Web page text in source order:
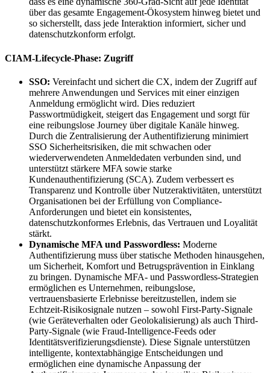
über das gesamte Engagement-Ökosystem hinweg bietet und
so sicherstellt, dass jede Interaktion informiert, sicher und
datenschutzkonform erfolgt.
CIAM-Lifecycle-Phase: Zugriff
SSO: Vereinfacht und sichert die CX, indem der Zugriff auf
mehrere Anwendungen und Services mit einer einzigen
Anmeldung ermöglicht wird. Dies reduziert
Passwortmüdigkeit, steigert das Engagement und sorgt für
eine reibungslose Journey über digitale Kanäle hinweg.
Durch die Zentralisierung der Authentifizierung minimiert
SSO Sicherheitsrisiken, die mit schwachen oder
wiederverwendeten Anmeldedaten verbunden sind, und
unterstützt stärkere MFA sowie starke
Kundenauthentifizierung (SCA). Zudem verbessert es
Transparenz und Kontrolle über Nutzeraktivitäten, unterstützt
Organisationen bei der Erfüllung von Compliance-
Anforderungen und bietet ein konsistentes,
datenschutzkonformes Erlebnis, das Vertrauen und Loyalität
stärkt.
Dynamische MFA und Passwordless: Moderne
Authentifizierung muss über statische Methoden hinausgehen,
um Sicherheit, Komfort und Betrugsprävention in Einklang
zu bringen. Dynamische MFA- und Passwordless-Strategien
ermöglichen es Unternehmen, reibungslose,
vertrauensbasierte Erlebnisse bereitzustellen, indem sie
Echtzeit-Risikosignale nutzen – sowohl First-Party-Signale
(wie Geräteverhalten oder Geolokalisierung) als auch Third-
Party-Signale (wie Fraud-Intelligence-Feeds oder
Identitätsverifizierungsdienste). Diese Signale unterstützen
intelligente, kontextabhängige Entscheidungen und
ermöglichen eine dynamische Anpassung der